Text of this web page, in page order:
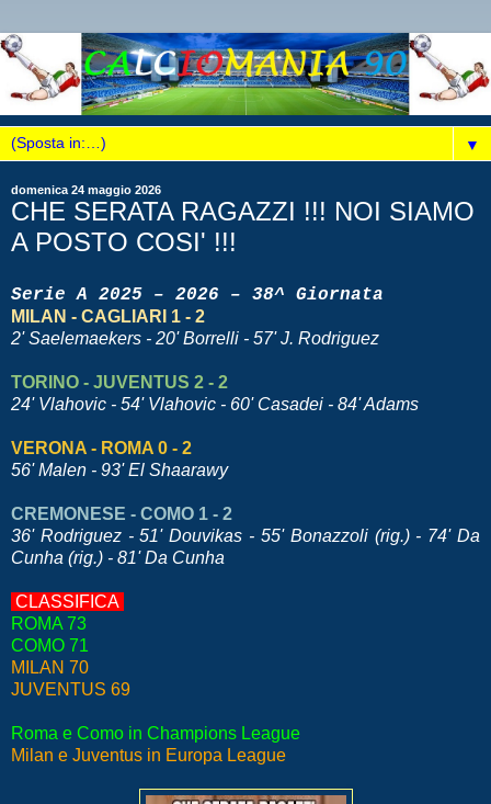
▼
domenica 24 maggio 2026
CHE SERATA RAGAZZI !!! NOI SIAMO
A POSTO COSI' !!!
Serie A 2025 – 2026 – 38^ Giornata
MILAN - CAGLIARI 1 - 2
2' Saelemaekers - 20' Borrelli - 57' J. Rodriguez
TORINO - JUVENTUS 2 - 2
24' Vlahovic - 54' Vlahovic - 60' Casadei - 84' Adams
VERONA - ROMA 0 - 2
56' Malen - 93' El Shaarawy
CREMONESE - COMO 1 - 2
36' Rodriguez - 51' Douvikas - 55' Bonazzoli (rig.) - 74' Da
Cunha (rig.) - 81' Da Cunha
CLASSIFICA
ROMA 73
COMO 71
MILAN 70
JUVENTUS 69
Roma e Como in Champions League
Milan e Juventus in Europa League